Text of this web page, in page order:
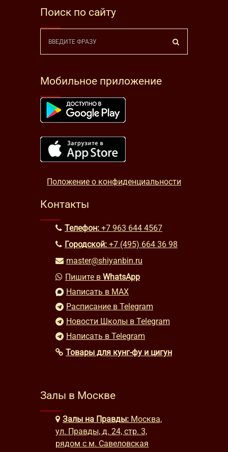
Поиск по сайту
Мобильное приложение
Положение о конфиденциальности
Контакты
Телефон: +7 963 644 4567
Городской: +7 (495) 664 36 98
master@shiyanbin.ru
Пишите в WhatsApp
Написать в MAX
Расписание в Telegram
Новости Школы в Telegram
Написать в Telegram
Товары для кунг-фу и цигун
Залы в Москве
Залы на Правды: Москва,
ул. Правды, д. 24, стр. 3,
рядом с м. Савеловская